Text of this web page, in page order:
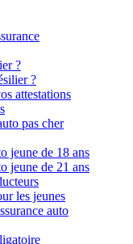
?
?
attestations
pas cher
jeune de 18 ans
jeune de 21 ans
les jeunes
auto